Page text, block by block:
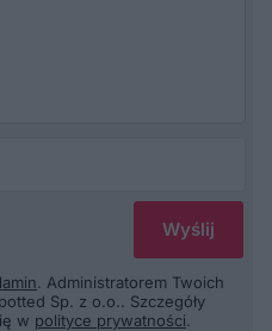
. Administratorem Twoich
Sp. z o.o.. Szczegóły
w polityce prywatności.